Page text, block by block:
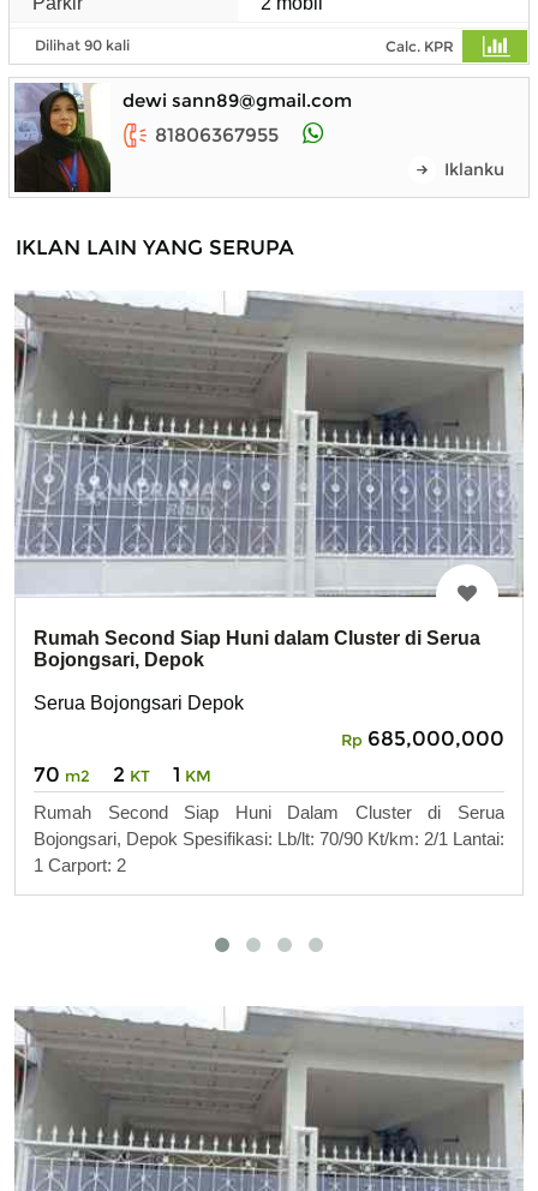
Dilihat 90 kali Calc. KPR
dewi sann89@gmail.com
81806367955
Iklanku
IKLAN LAIN YANG SERUPA
Rumah Second Siap Huni dalam Cluster di Serua
Bojongsari, Depok
Serua Bojongsari Depok
Rp 685,000,000
70 m2 2 KT 1 KM
Rumah Second Siap Huni Dalam Cluster di Serua
Bojongsari, Depok Spesifikasi: Lb/lt: 70/90 Kt/km: 2/1 Lantai:
1 Carport: 2